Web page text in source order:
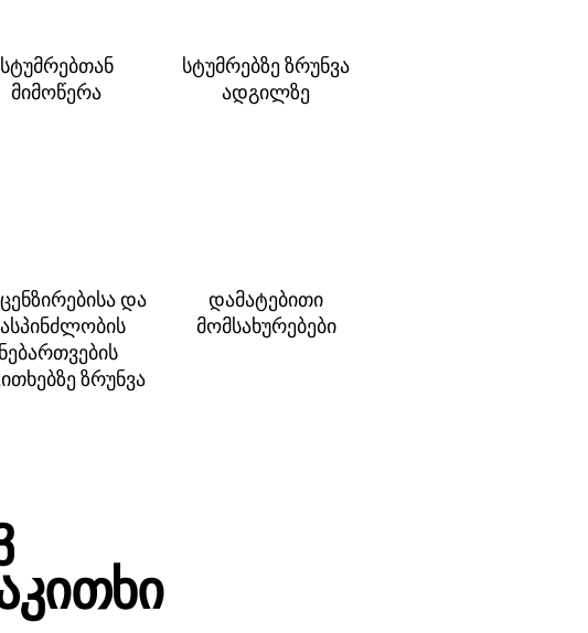
სტუმრებთან
მიმოწერა
სტუმრებზე ზრუნვა
ადგილზე
და
ნებართვების
ზრუნვა
დამატებითი
მომსახურებები